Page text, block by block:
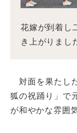
花嫁が到着し
き上がりまし
対面を果たし
狐の祝踊り」で
が和やかな雰囲